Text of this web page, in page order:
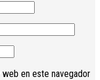
en este navegador